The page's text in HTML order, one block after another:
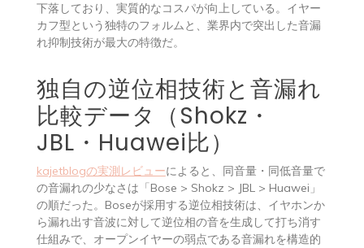
下落しており、実質的なコスパが向上している。イヤー
カフ型という独特のフォルムと、業界内で突出した音漏
れ抑制技術が最大の特徴だ。
独自の逆位相技術と音漏れ
比較データ（Shokz・
JBL・Huawei比）
kajetblogの実測レビューによると、同音量・同低音量で
の音漏れの少なさは「Bose > Shokz > JBL > Huawei」
の順だった。Boseが採用する逆位相技術は、イヤホンか
ら漏れ出す音波に対して逆位相の音を生成して打ち消す
仕組みで、オープンイヤーの弱点である音漏れを構造的